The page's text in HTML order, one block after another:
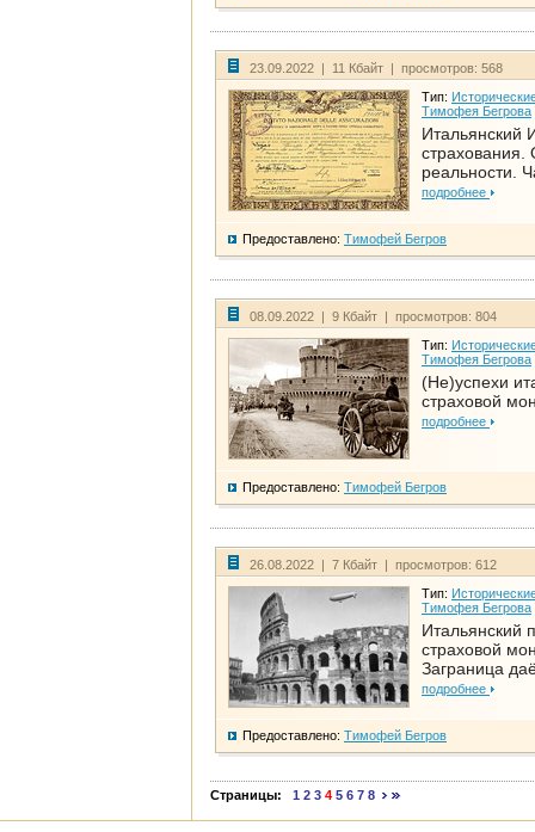
23.09.2022 | 11 Кбайт | просмотров: 568
Тип:
Тимофея Бегрова
Итальянский
страхования.
реальности.
подробнее
Предоставлено: Тимофей Бегров
08.09.2022 | 9 Кбайт | просмотров: 804
Тип:
Тимофея Бегрова
(Не)успехи
страховой
подробнее
Предоставлено: Тимофей Бегров
26.08.2022 | 7 Кбайт | просмотров: 612
Тип:
Тимофея Бегрова
Итальянский
страховой
Заграница
подробнее
Предоставлено: Тимофей Бегров
Страницы: 1 2 3 4 5 6 7 8